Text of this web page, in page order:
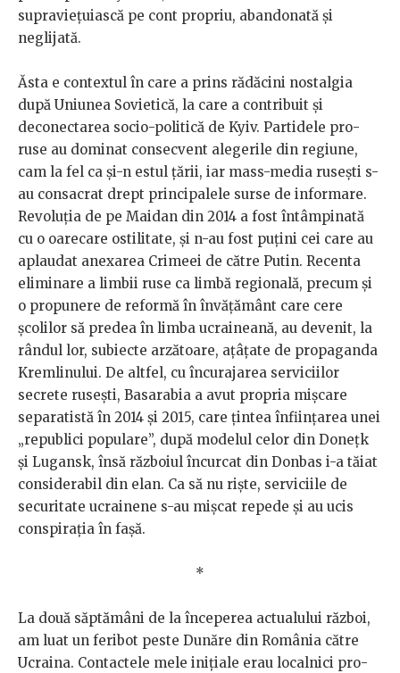
supraviețuiască pe cont propriu, abandonată și
neglijată.
Ăsta e contextul în care a prins rădăcini nostalgia
după Uniunea Sovietică, la care a contribuit și
deconectarea socio-politică de Kyiv. Partidele pro-
ruse au dominat consecvent alegerile din regiune,
cam la fel ca și-n estul țării, iar mass-media rusești s-
au consacrat drept principalele surse de informare.
Revoluția de pe Maidan din 2014 a fost întâmpinată
cu o oarecare ostilitate, și n-au fost puțini cei care au
aplaudat anexarea Crimeei de către Putin. Recenta
eliminare a limbii ruse ca limbă regională, precum și
o propunere de reformă în învățământ care cere
școlilor să predea în limba ucraineană, au devenit, la
rândul lor, subiecte arzătoare, ațâțate de propaganda
Kremlinului. De altfel, cu încurajarea serviciilor
secrete rusești, Basarabia a avut propria mișcare
separatistă în 2014 și 2015, care țintea înființarea unei
„republici populare”, după modelul celor din Donețk
și Lugansk, însă războiul încurcat din Donbas i-a tăiat
considerabil din elan. Ca să nu riște, serviciile de
securitate ucrainene s-au mișcat repede și au ucis
conspirația în fașă.
*
La două săptămâni de la începerea actualului război,
am luat un feribot peste Dunăre din România către
Ucraina. Contactele mele inițiale erau localnici pro-